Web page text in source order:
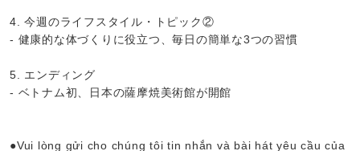
4. 今週のライフスタイル・トピック②
- 健康的な体づくりに役立つ、毎日の簡単な3つの習慣
5. エンディング
- ベトナム初、日本の薩摩焼美術館が開館
●Vui lòng gửi cho chúng tôi tin nhắn và bài hát yêu cầu của